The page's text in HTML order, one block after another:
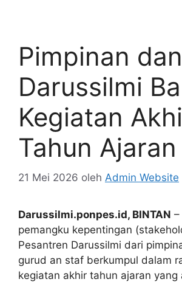
Pimpinan
Darussilmi
Kegiatan
Tahun Ajaran
21 Mei 2026 oleh Admin Website
Darussilmi.ponpes.id, BINTAN –
pemangku kepentingan
Pesantren Darussilmi dari
gurud an staf berkumpul dalam
kegiatan akhir tahun ajaran yang